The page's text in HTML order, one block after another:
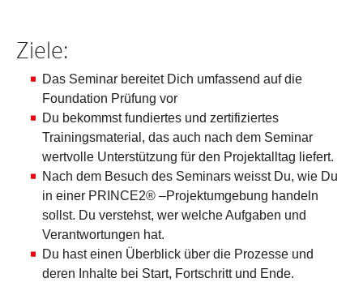
Ziele:
Das Seminar bereitet Dich umfassend auf die
Foundation Prüfung vor
Du bekommst fundiertes und zertifiziertes
Trainingsmaterial, das auch nach dem Seminar
wertvolle Unterstützung für den Projektalltag liefert.
Nach dem Besuch des Seminars weisst Du, wie Du
in einer PRINCE2® –Projektumgebung handeln
sollst. Du verstehst, wer welche Aufgaben und
Verantwortungen hat.
Du hast einen Überblick über die Prozesse und
deren Inhalte bei Start, Fortschritt und Ende.